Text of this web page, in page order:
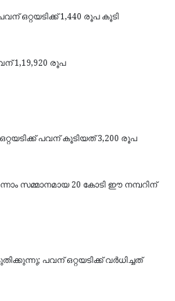
ഒറ്റയടിക്ക് 1,440 രൂപ കൂടി
1,19,920 രൂപ
പവന് കൂടിയത് 3,200 രൂപ
സമ്മാനമായ 20 കോടി ഈ നമ്പറിന്
പവന് ഒറ്റയടിക്ക് വര്‍ധിച്ചത്